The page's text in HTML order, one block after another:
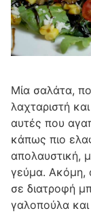
Μία σαλάτα,
λαχταριστή
αυτές που
κάπως πιο
απολαυστική,
γεύμα. Ακόμη,
σε διατροφή
γαλοπούλα